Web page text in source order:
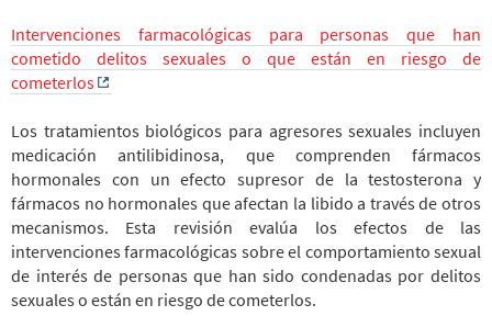
Intervenciones farmacológicas para personas que han
cometido delitos sexuales o que están en riesgo de
cometerlos
Los tratamientos biológicos para agresores sexuales incluyen
medicación antilibidinosa, que comprenden fármacos
hormonales con un efecto supresor de la testosterona y
fármacos no hormonales que afectan la libido a través de otros
mecanismos. Esta revisión evalúa los efectos de las
intervenciones farmacológicas sobre el comportamiento sexual
de interés de personas que han sido condenadas por delitos
sexuales o están en riesgo de cometerlos.